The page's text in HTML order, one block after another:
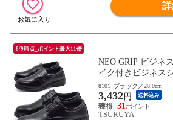
8/9時点_ポイント最大11倍
NEO GRIP ビジネ
イク付きビジネス
グリップ 2025秋冬
8101_ブラック／28.0cm
3,432円 送料込み
31
TSURUYA